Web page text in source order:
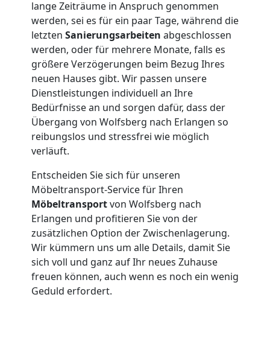
lange Zeiträume in Anspruch genommen
werden, sei es für ein paar Tage, während die
letzten Sanierungsarbeiten abgeschlossen
werden, oder für mehrere Monate, falls es
größere Verzögerungen beim Bezug Ihres
neuen Hauses gibt. Wir passen unsere
Dienstleistungen individuell an Ihre
Bedürfnisse an und sorgen dafür, dass der
Übergang von Wolfsberg nach Erlangen so
reibungslos und stressfrei wie möglich
verläuft.
Entscheiden Sie sich für unseren
Möbeltransport-Service für Ihren
Möbeltransportvon Wolfsberg nach
Erlangen und profitieren Sie von der
zusätzlichen Option der Zwischenlagerung.
Wir kümmern uns um alle Details, damit Sie
sich voll und ganz auf Ihr neues Zuhause
freuen können, auch wenn es noch ein wenig
Geduld erfordert.